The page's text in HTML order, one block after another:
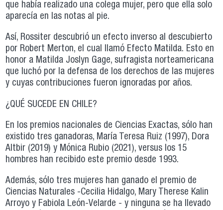
que había realizado una colega mujer, pero que ella solo
aparecía en las notas al pie.
Así, Rossiter descubrió un efecto inverso al descubierto
por Robert Merton, el cual llamó Efecto Matilda. Esto en
honor a Matilda Joslyn Gage, sufragista norteamericana
que luchó por la defensa de los derechos de las mujeres
y cuyas contribuciones fueron ignoradas por años.
¿QUÉ SUCEDE EN CHILE?
En los premios nacionales de Ciencias Exactas, sólo han
existido tres ganadoras, María Teresa Ruiz (1997), Dora
Altbir (2019) y Mónica Rubio (2021), versus los 15
hombres han recibido este premio desde 1993.
Además, sólo tres mujeres han ganado el premio de
Ciencias Naturales -Cecilia Hidalgo, Mary Therese Kalin
Arroyo y Fabiola León-Velarde - y ninguna se ha llevado